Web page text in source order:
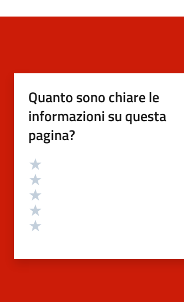
Quanto sono chiare le
informazioni su questa
pagina?
Valutazione